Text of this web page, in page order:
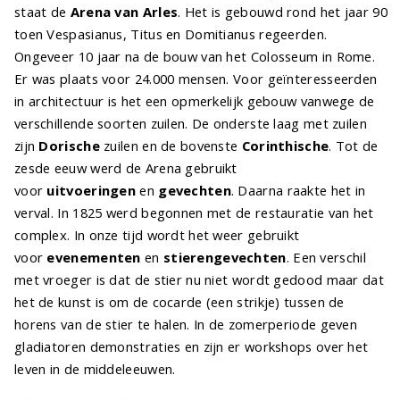
staat de Arena van Arles. Het is gebouwd rond het jaar 90
toen Vespasianus, Titus en Domitianus regeerden.
Ongeveer 10 jaar na de bouw van het Colosseum in Rome.
Er was plaats voor 24.000 mensen. Voor geïnteresseerden
in architectuur is het een opmerkelijk gebouw vanwege de
verschillende soorten zuilen. De onderste laag met zuilen
zijn Dorischezuilen en de bovenste Corinthische. Tot de
zesde eeuw werd de Arena gebruikt
voor uitvoeringen en gevechten. Daarna raakte het in
verval. In 1825 werd begonnen met de restauratie van het
complex. In onze tijd wordt het weer gebruikt
voor evenementen en stierengevechten. Een verschil
met vroeger is dat de stier nu niet wordt gedood maar dat
het de kunst is om de cocarde (een strikje) tussen de
horens van de stier te halen. In de zomerperiode geven
gladiatoren demonstraties en zijn er workshops over het
leven in de middeleeuwen.